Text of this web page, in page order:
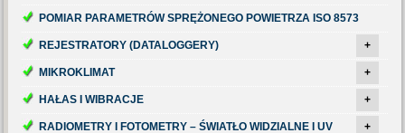
POMIAR PARAMETRÓW SPRĘŻONEGO POWIETRZA ISO 8573
REJESTRATORY (DATALOGGERY) +
MIKROKLIMAT +
HAŁAS I WIBRACJE +
RADIOMETRY I FOTOMETRY – ŚWIATŁO WIDZIALNE I UV +